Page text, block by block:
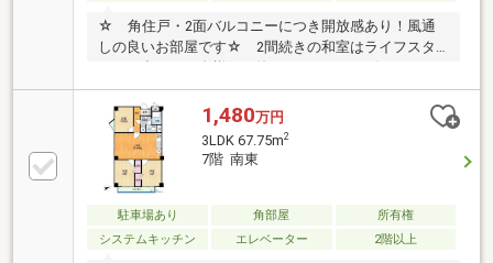
☆ 角住戸・2面バルコニーにつき開放感あり！風通
しの良いお部屋です☆ 2間続きの和室はライフスタ
ームおすすめ物件 エディオンではリフォームのご
提案もワンストップでご提供いたします☆ 牛田の平
坦地エリア♪アルゾSELECT牛田店（約146m）・ウォ
ンツ牛田旭店（約97m）まで徒歩2分☆ アストラム
ライン・JR・バスの3路線利用可能！☆ AL「牛田」
駅まで徒歩11分（約850m）・JR「新白島」駅まで徒
歩12分（約950m）・「牛田本町」バス停まで徒歩1分
（約24m）☆ 牛田小学校まで徒歩5分（約364m）お
1,480万円
3LDK 67.75m2
7階 南東
駐車場あり 角部屋
所有権
システムキッチン
エレベーター 2階以上